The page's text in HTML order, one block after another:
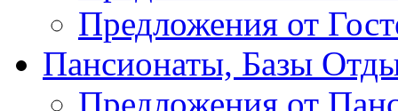
Предложения от
Пансионаты, Базы